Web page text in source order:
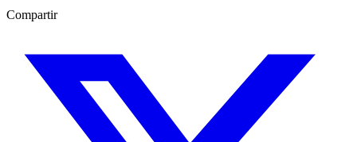
Compartir